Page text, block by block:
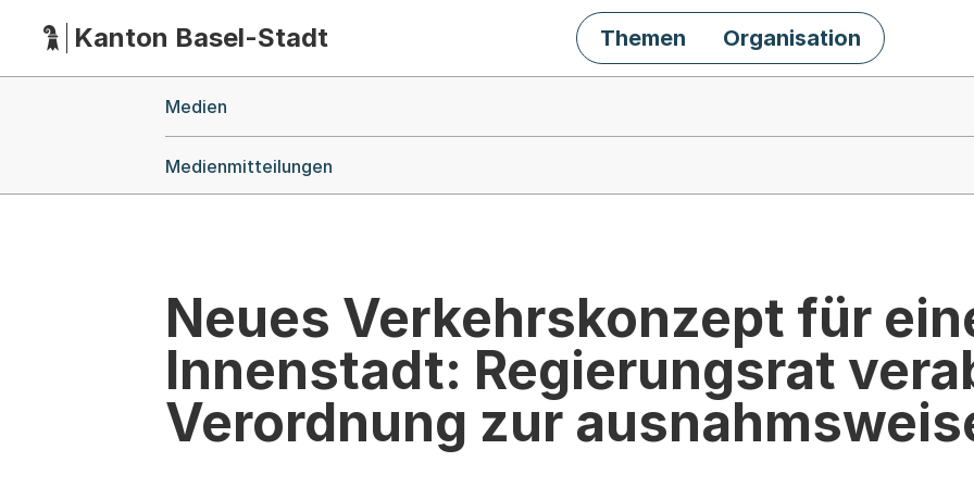
HauptnavigationKanton Basel-Stadt Themen Organisation
Medien
Medienmitteilungen
Neues Verkehrskonzept für
Innenstadt: Regierungsrat
Verordnung zur